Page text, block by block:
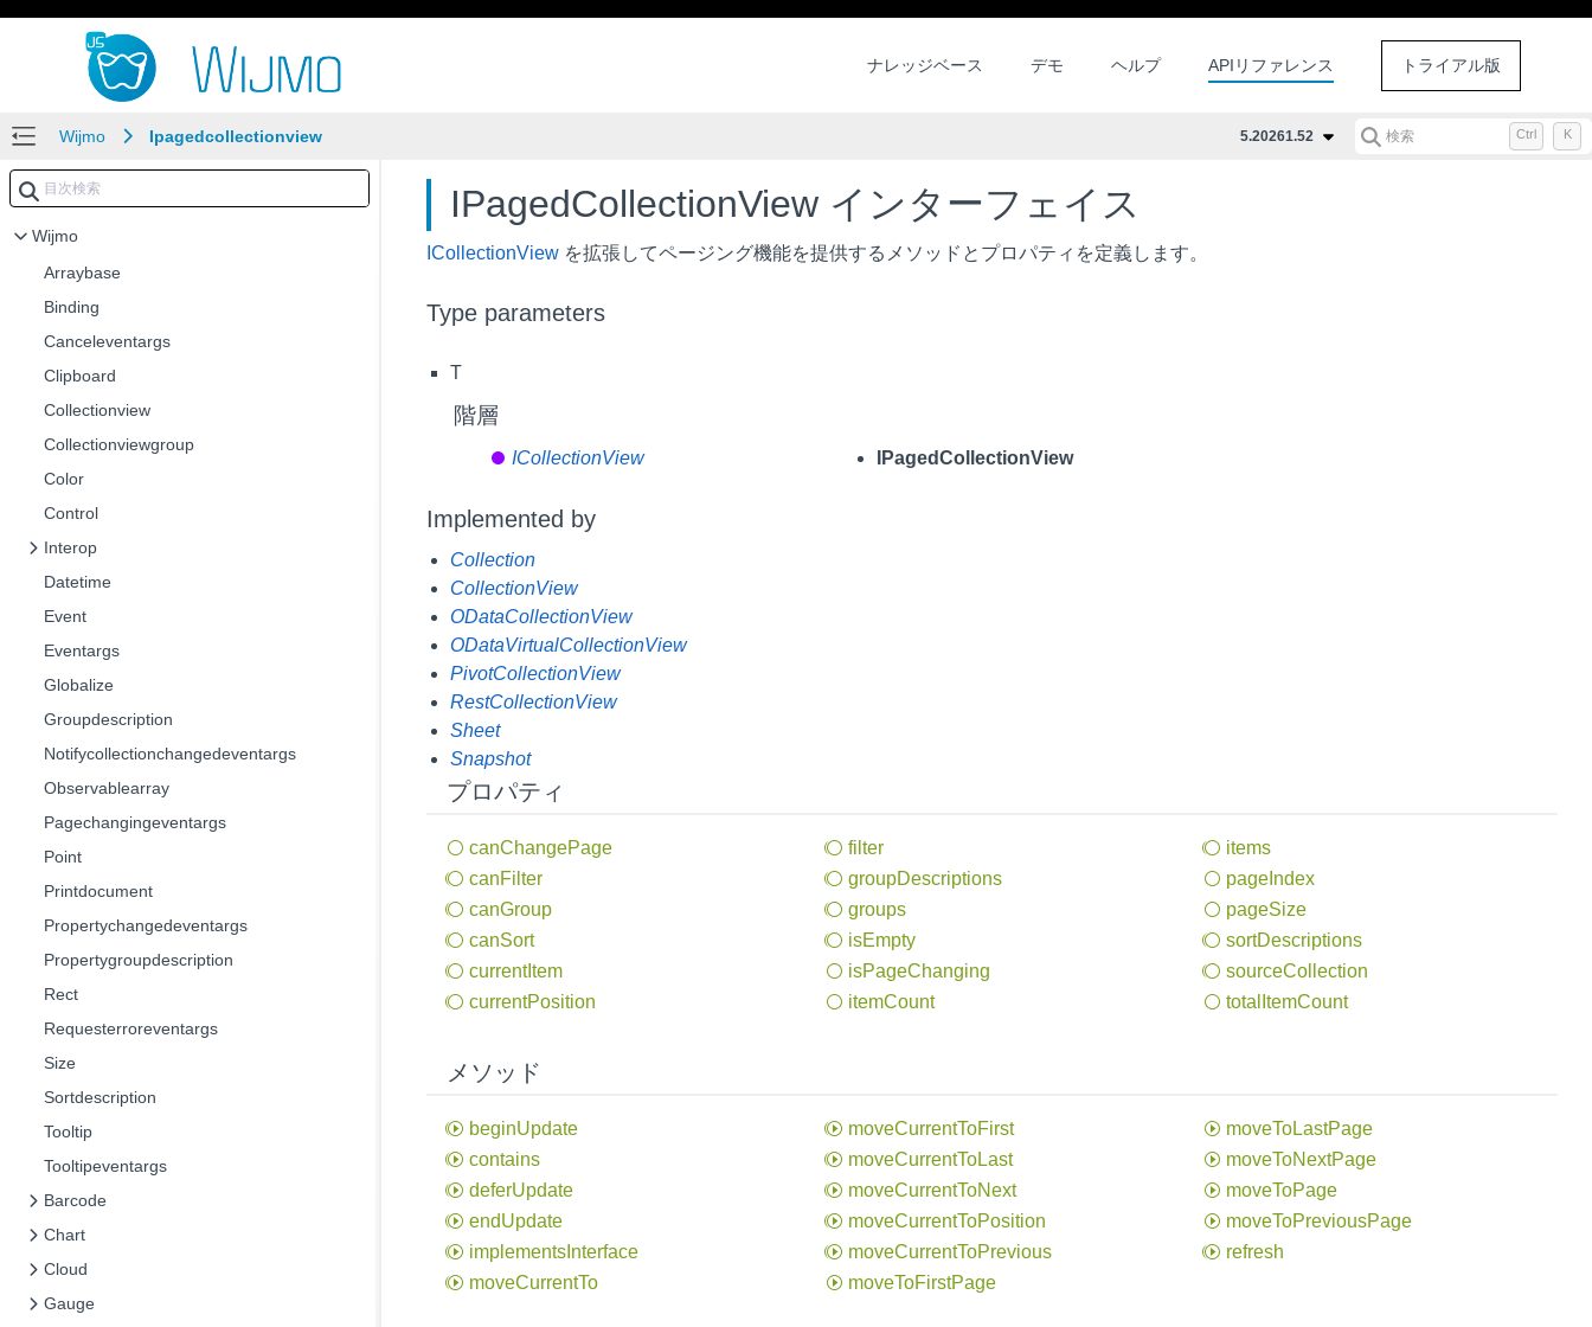
ナレッジベース デモ ヘルプ APIリファレンス トライアル版
Wijmo Ipagedcollectionview 5.20261.52 検索 Ctrl K
Wijmo
Arraybase
Binding
Canceleventargs
Clipboard
Collectionview
Collectionviewgroup
Color
Control
Interop
Datetime
Event
Eventargs
Globalize
Groupdescription
Notifycollectionchangedeventargs
Observablearray
Pagechangingeventargs
Point
Printdocument
Propertychangedeventargs
Propertygroupdescription
Rect
Requesterroreventargs
Size
Sortdescription
Tooltip
Tooltipeventargs
Barcode
Chart
Cloud
Gauge
IPagedCollectionView インターフェイス
ICollectionView を拡張してページング機能を提供するメソッドとプロパティを定義します。
Type parameters
T
階層
ICollectionView IPagedCollectionView
Implemented by
Collection
CollectionView
ODataCollectionView
ODataVirtualCollectionView
PivotCollectionView
RestCollectionView
Sheet
Snapshot
プロパティ
canChangePage
canFilter
canGroup
canSort
currentItem
currentPosition
filter
groupDescriptions
groups
isEmpty
isPageChanging
itemCount
items
page Index
pageSize
sortDescriptions
sourceCollection
total ItemCount
メソッド
beginUpdate
contains
deferUpdate
endUpdate
implements Interface
moveCurrentTo
moveCurrentToFirst
moveCurrentToLast
moveCurrentToNext
moveCurrentToPosition
moveCurrentToPrevious
moveToFirstPage
moveToLastPage
moveToNextPage
moveToPage
moveToPreviousPage
refresh